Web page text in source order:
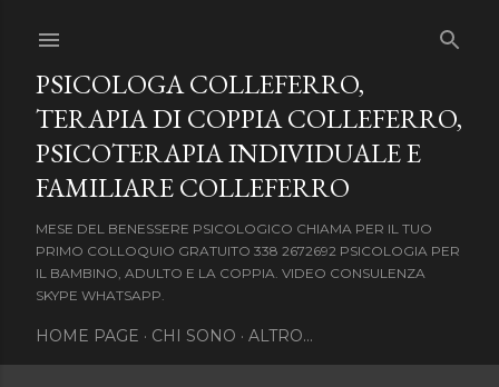
PSICOLOGA COLLEFERRO,
TERAPIA DI COPPIA COLLEFERRO,
PSICOTERAPIA INDIVIDUALE E
FAMILIARE COLLEFERRO
MESE DEL BENESSERE PSICOLOGICO CHIAMA PER IL TUO
PRIMO COLLOQUIO GRATUITO 338 2672692 PSICOLOGIA PER
IL BAMBINO, ADULTO E LA COPPIA. VIDEO CONSULENZA
SKYPE WHATSAPP.
HOME PAGE CHI SONO ALTRO…